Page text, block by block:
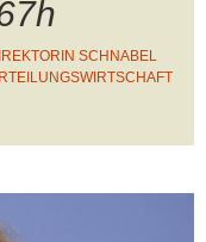
SCHNABEL